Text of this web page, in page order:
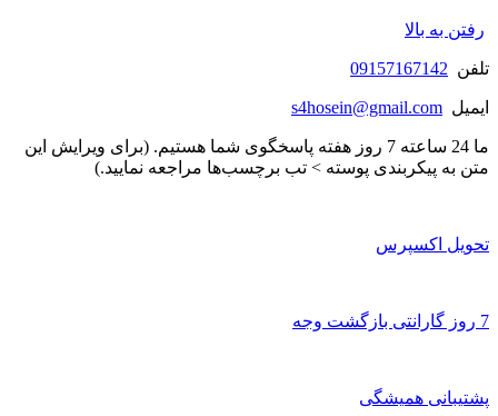
رفتن به بالا
تلفن 09157167142
ایمیل s4hosein@gmail.com
ما 24 ساعته 7 روز هفته پاسخگوی شما هستیم. (برای ویرایش این
متن به پیکربندی پوسته > تب برچسب‌ها مراجعه نمایید.)
تحویل اکسپرس
7 روز گارانتی بازگشت وجه
پشتیبانی همیشگی